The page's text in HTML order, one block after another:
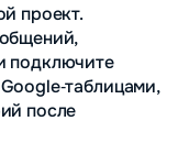
проект.
подключите
после